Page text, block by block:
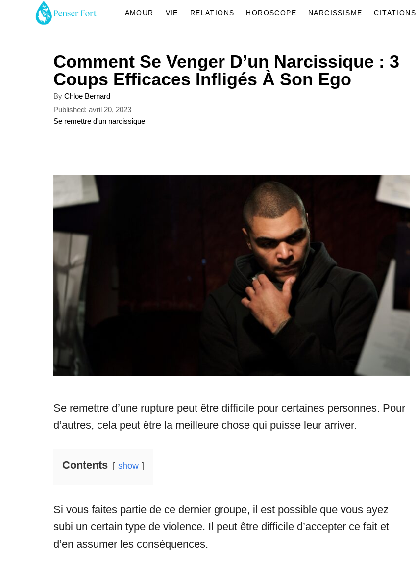
AMOUR VIE RELATIONS HOROSCOPE NARCISSISME CITATIONS
Comment Se Venger D’un Narcissique : 3
Coups Efficaces Infligés À Son Ego
By A
u
t
r
Chloe Bernard
P
o
o
Published: avril 20, 2023
C
o
e
Se remettre d'un narcissique
Se remettre d’une rupture peut être difficile pour certaines personnes. Pour
d’autres, cela peut être la meilleure chose qui puisse leur arriver.
Contents show
Si vous faites partie de ce dernier groupe, il est possible que vous ayez
subi un certain type de violence. Il peut être difficile d’accepter ce fait et
d’en assumer les conséquences.